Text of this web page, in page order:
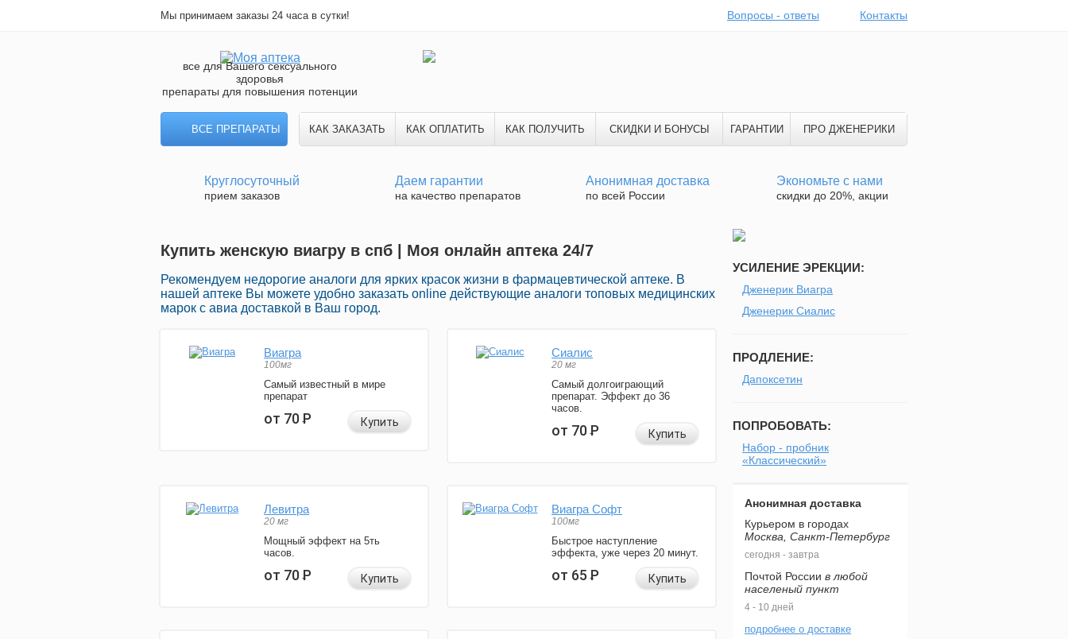
Мы принимаем заказы 24 часа в сутки! Вопросы - ответы Контакты
все для Вашего сексуального
здоровья
препараты для повышения потенции
ВСЕ ПРЕПАРАТЫ КАК ЗАКАЗАТЬ КАК ОПЛАТИТЬ КАК ПОЛУЧИТЬ СКИДКИ И БОНУСЫ ГАРАНТИИ ПРО ДЖЕНЕРИКИ
Круглосуточный
прием заказов
Даем гарантии
на качество препаратов
Анонимная доставка
по всей России
Экономьте с нами
скидки до 20%, акции
Купить женскую виагру в спб | Моя онлайн аптека 24/7
Рекомендуем недорогие аналоги для ярких красок жизни в фармацевтической аптеке. В
нашей аптеке Вы можете удобно заказать online действующие аналоги топовых медицинских
марок с авиа доставкой в Ваш город.
Виагра
100мг
Самый известный в мире
препарат
от 70Р Купить
Сиалис
20 мг
Самый долгоиграющий
препарат. Эффект до 36
часов.
от 70Р Купить
Левитра
20 мг
Мощный эффект на 5ть
часов.
от 70Р Купить
Виагра Софт
100мг
Быстрое наступление
эффекта, уже через 20 минут.
от 65Р Купить
УСИЛЕНИЕ ЭРЕКЦИИ:
Дженерик Виагра
Дженерик Сиалис
ПРОДЛЕНИЕ:
Дапоксетин
ПОПРОБОВАТЬ:
Набор - пробник
«Классический»
Анонимная доставка
Курьером в городах
Москва, Санкт-Петербург
сегодня - завтра
Почтой России в любой
населеный пункт
4 - 10 дней
подробнее о доставке